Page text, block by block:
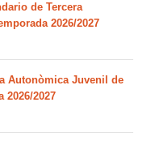
de Tercera
2026/2027
Autonòmica Juvenil de
2026/2027